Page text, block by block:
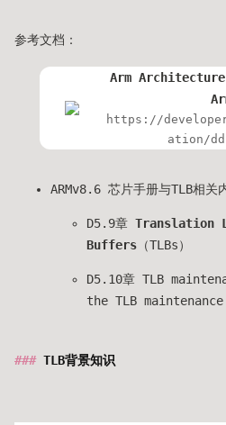
参考文档：
Arm Architecture
https://
ation/
ARMv8.6 芯片手册与TLB相关
D5.9章 Translation
Buffers （TLBs）
D5.10章 TLB
the TLB
TLB背景知识